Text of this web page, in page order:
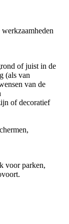
of juist in de
(als van
van de
of decoratief
voor parken,